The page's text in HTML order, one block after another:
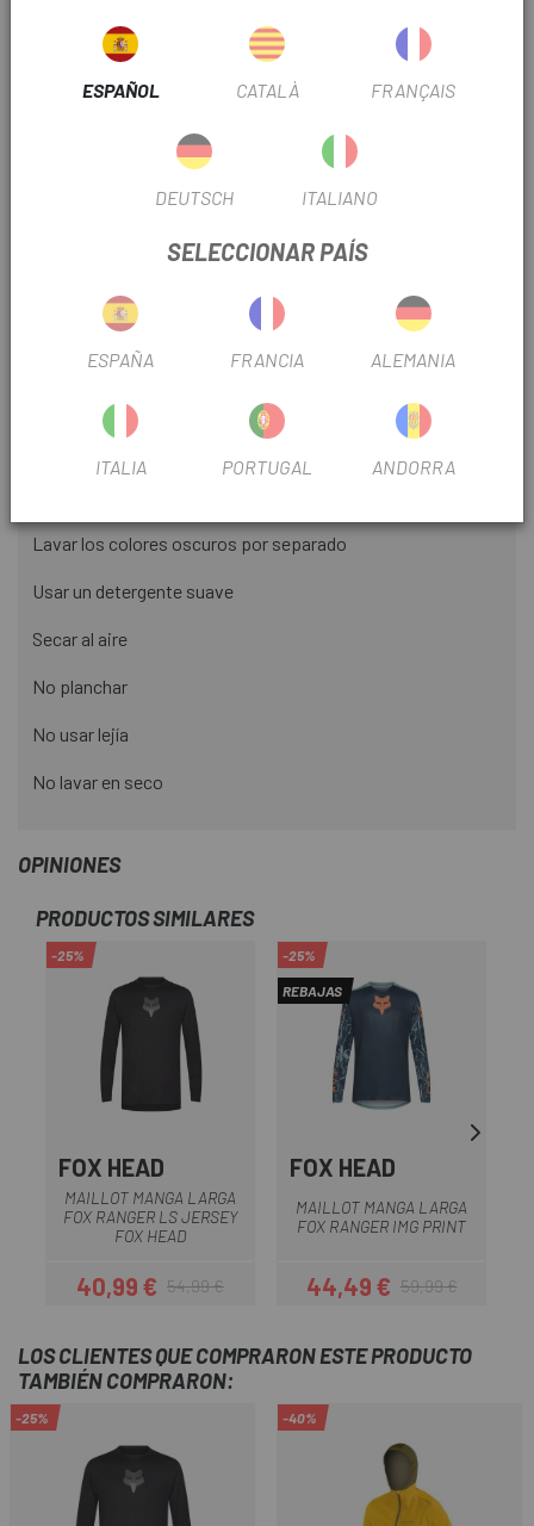
La tela de malla de poliéster que absorbe la humedad aleja el
sudor del cuerpo para mantenerte seco y cómodo
La prenda completa utiliza tejidos reciclados
Ajuste específico para bicicletas de montaña
Parte trasera larga para conseguir una cobertura específica
Materiales
100% poliéster reciclado
Lavar los colores oscuros por separado
Usar un detergente suave
Secar al aire
No planchar
No usar lejía
No lavar en seco
OPINIONES
PRODUCTOS SIMILARES
-25%
FOX HEAD
MAILLOT MANGA LARGA
FOX RANGER LS JERSEY
FOX HEAD
Precio
40,99 €Precio regular
54,99 €
-25%
REBAJAS
FOX HEAD
MAILLOT MANGA LARGA
FOX RANGER IMG PRINT
Precio
44,49 €Precio regular
59,99 €
LOS CLIENTES QUE COMPRARON ESTE PRODUCTO
TAMBIÉN COMPRARON:
-25% -40%
ESPAÑOL CATALÀ FRANÇAIS
DEUTSCH ITALIANO
SELECCIONAR PAÍS
ESPAÑA FRANCIA ALEMANIA
ITALIA PORTUGAL ANDORRA